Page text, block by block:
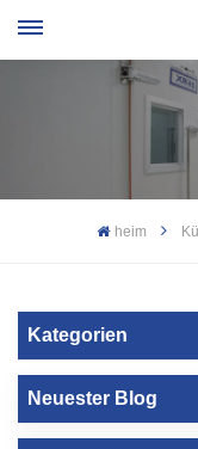
heim
Kategorien
Neuester Blog